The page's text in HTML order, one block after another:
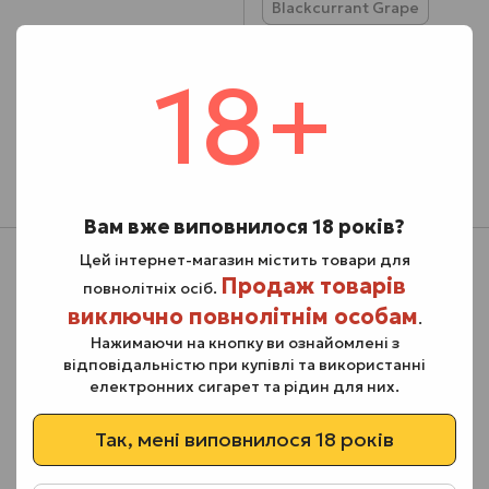
18+
Вам вже виповнилося 18 років?
Цей інтернет-магазин містить товари для
повнолітніх осіб. Продаж товарів
виключно повнолітнім особам.
Нажимаючи на кнопку ви ознайомлені з
відповідальністю при купівлі та використанні
електронних сигарет та рідин для них.
Так, мені виповнилося 18 років
Blackcurrant Grape
Raspberry Energy